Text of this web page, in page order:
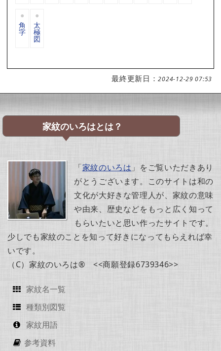
角
字
太
極
図
最終更新日：2024-12-29 07:53
家紋のいろはとは？
「家紋のいろは 」をご覧いただきあり
がとうございます。このサイトは和の
文化が大好きな管理人が、家紋の意味
や由来、歴史などをもっと広く知って
もらいたいと思い作ったサイトです。
少しでも家紋のことを知って好きになってもらえれば幸
いです。
（C）家紋のいろは® <<商願登録6739346>>
家紋名一覧
種類別図覧
家紋用語
参考資料